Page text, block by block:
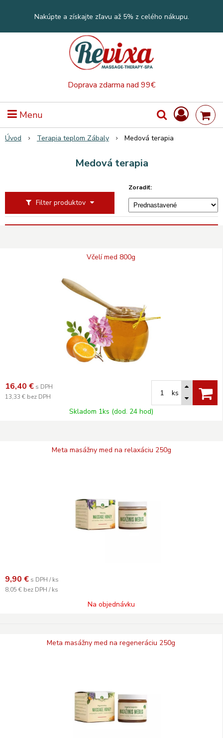
Doprava zdarma nad 99€
Nakúpte a získajte zľavu až 5% z celého nákupu.
Menu
Úvod Terapia teplom Zábaly Medová terapia
Medová terapia
Filter produktov
Zoradiť:
Včelí med 800g
16,40 € s DPH
13,33 € bez DPH
ks
Skladom 1ks (dod. 24 hod)
Meta masážny med na relaxáciu 250g
9,90 € s DPH / ks
8,05 € bez DPH / ks
Na objednávku
Meta masážny med na regeneráciu 250g